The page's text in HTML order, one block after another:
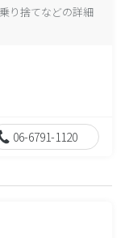
り捨てなどの詳細
06-6791-1120